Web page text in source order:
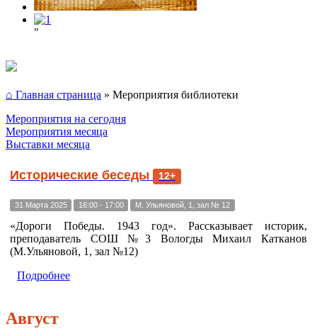
"
⌂ Главная страница » Мероприятия библиотеки
Мероприятия на сегодня
Мероприятия месяца
Выставки месяца
Исторические беседы 12+
31 Марта 2025 16:00 - 17:00 М. Ульяновой, 1, зал № 12
«Дороги Победы. 1943 год». Рассказывает историк,
преподаватель СОШ №3 Вологды Михаил Катканов
(М.Ульяновой, 1, зал №12)
Подробнее
Август